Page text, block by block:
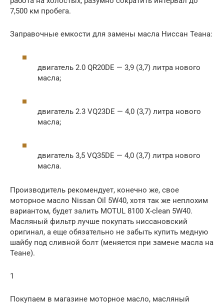
7,500 км пробега.
Заправочные емкости для замены масла Ниссан Теана:
двигатель 2.0 QR20DE — 3,9 (3,7) литра нового
масла;
двигатель 2.3 VQ23DE — 4,0 (3,7) литра нового
масла;
двигатель 3,5 VQ35DE — 4,0 (3,7) литра нового
масла.
Производитель рекомендует, конечно же, свое
моторное масло Nissan Oil 5W40, хотя так же неплохим
вариантом, будет залить MOTUL 8100 X-clean 5W40.
Масляный фильтр лучше покупать ниссановский
оригинал, а еще обязательно не забыть купить медную
шайбу под сливной болт (меняется при замене масла на
Теане).
1
Покупаем в магазине моторное масло, масляный